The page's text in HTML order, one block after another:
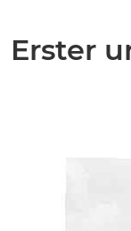
Erster